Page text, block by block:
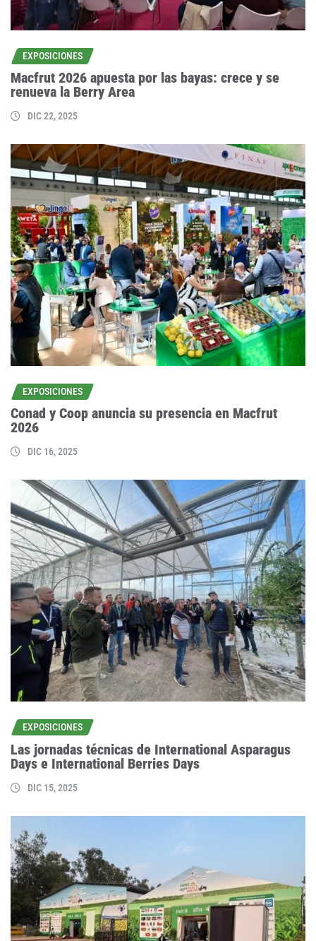
EXPOSICIONES
Macfrut 2026 apuesta por las bayas: crece y se
renueva la Berry Area
DIC 22, 2025
EXPOSICIONES
Conad y Coop anuncia su presencia en Macfrut
2026
DIC 16, 2025
EXPOSICIONES
Las jornadas técnicas de International Asparagus
Days e International Berries Days
DIC 15, 2025